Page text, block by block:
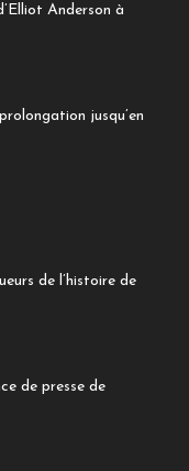
Anderson à
jusqu’en
de l’histoire de
de presse de